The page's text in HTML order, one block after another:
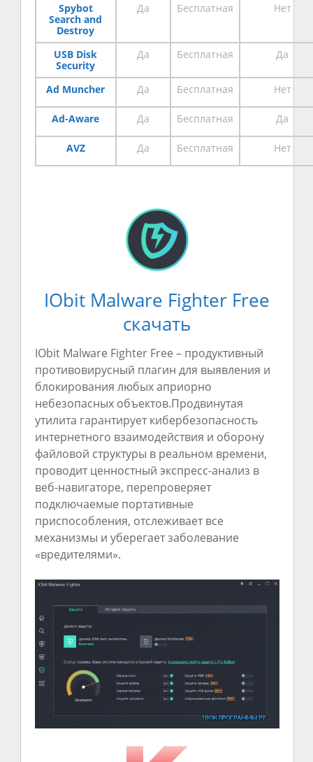
Spybot
Search and
Destroy
Да Бесплатная Нет
USB Disk
Security
Да Бесплатная Да
Ad Muncher Да Бесплатная Нет
Ad-Aware Да Бесплатная Да
AVZ Да Бесплатная Нет
IObit Malware Fighter Free
скачать
IObit Malware Fighter Free – продуктивный
противовирусный плагин для выявления и
блокирования любыхаприорно
небезопасных объектов.Продвинутая
утилита гарантирует кибербезопасность
интернетного взаимодействия и оборону
файловой структуры в реальном времени,
проводит ценностный экспресс-анализ в
веб-навигаторе, перепроверяет
подключаемые портативные
приспособления, отслеживаетвсе
механизмы и уберегаетзаболевание
«вредителями».